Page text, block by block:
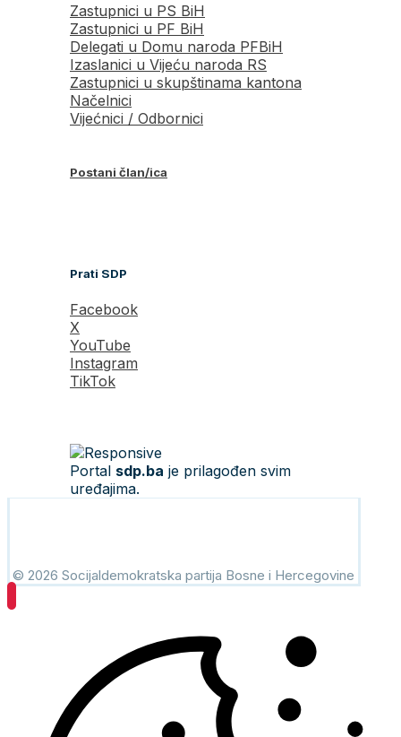
Zastupnici u PS BiH
Zastupnici u PF BiH
Delegati u Domu naroda PFBiH
Izaslanici u Vijeću naroda RS
Zastupnici u skupštinama kantona
Načelnici
Vijećnici / Odbornici
Postani član/ica
Prati SDP
Facebook
X
YouTube
Instagram
TikTok
Portal sdp.ba je prilagođen svim
uređajima.
© 2026 Socijaldemokratska partija Bosne i Hercegovine